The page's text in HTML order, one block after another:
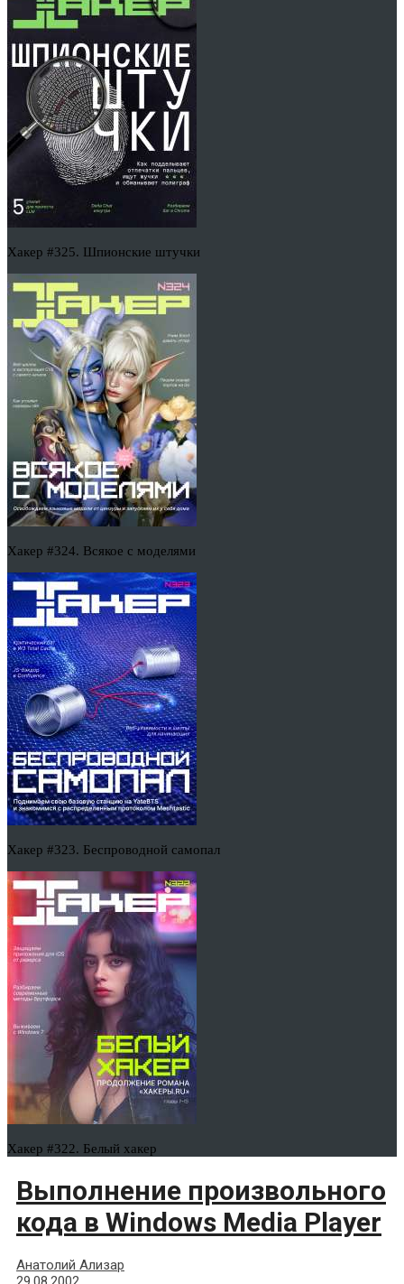
Хакер #325. Шпионские штучки
Хакер #324. Всякое с моделями
Хакер #323. Беспроводной самопал
Хакер #322. Белый хакер
Выполнение произвольного
кода в Windows Media Player
Анатолий Ализар